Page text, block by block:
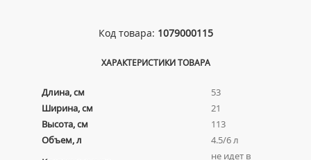
Код товара: 1079000115
ХАРАКТЕРИСТИКИ ТОВАРА
Длина, см
53
Ширина, см
21
Высота, см
113
Объем, л
4.5/6 л
не идет в